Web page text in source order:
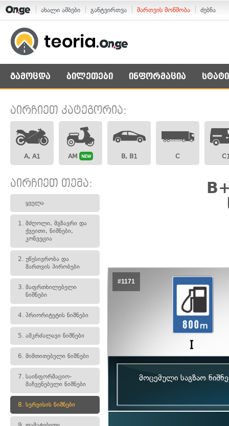
ახალი ამბები განტვირთვა მართვის მოწმობა ძებნა
გამოცდა ბილეთები ინფორმაცია
აირჩიეთ კატეგორია:
A, A1 AM NEW B, B1 C
აირჩიეთ თემა:
ყველა
1. მძღოლი, მგზავრი და
ქვეითი, ნიშნები,
კონვეცია
2. უწესივრობა და
მართვის პირობები
3. მაფრთხილებელი
ნიშნები
4. პრიორიტეტის ნიშნები
5. ამკრძალავი ნიშნები
6. მიმთითებელი ნიშნები
7. საინფორმაციო-
მაჩვენებელი ნიშნები
8. სერვისის ნიშნები
#1171
მოცემული საგზაო